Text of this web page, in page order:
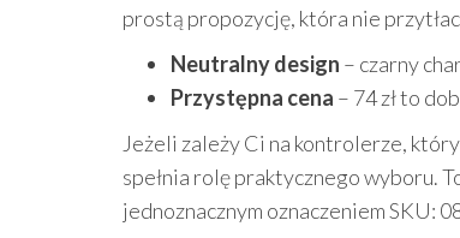
prostą propozycję, która nie
Neutralny design – czarny
Przystępna cena – 74 zł to
Jeżeli zależy Ci na kontrolerze,
spełnia rolę praktycznego wyboru.
jednoznacznym oznaczeniem SKU: